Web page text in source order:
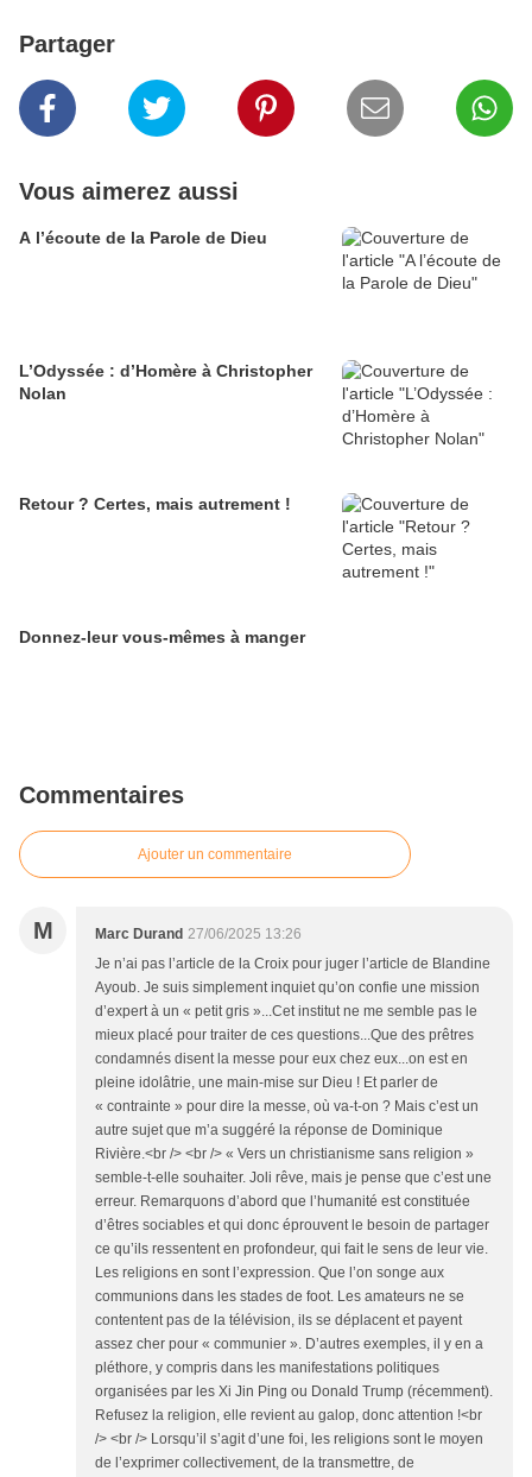
Partager
Vous aimerez aussi
A l’écoute de la Parole de Dieu
L’Odyssée : d’Homère à Christopher
Nolan
Retour ? Certes, mais autrement !
Donnez-leur vous-mêmes à manger
Commentaires
Ajouter un commentaire
M Marc Durand 27/06/2025 13:26
Je n’ai pas l’article de la Croix pour juger l’article de Blandine
Ayoub. Je suis simplement inquiet qu’on confie une mission
d’expert à un « petit gris »...Cet institut ne me semble pas le
mieux placé pour traiter de ces questions...Que des prêtres
condamnés disent la messe pour eux chez eux...on est en
pleine idolâtrie, une main-mise sur Dieu ! Et parler de
« contrainte » pour dire la messe, où va-t-on ? Mais c’est un
autre sujet que m’a suggéré la réponse de Dominique
Rivière.<br /> <br /> « Vers un christianisme sans religion »
semble-t-elle souhaiter. Joli rêve, mais je pense que c’est une
erreur. Remarquons d’abord que l’humanité est constituée
d’êtres sociables et qui donc éprouvent le besoin de partager
ce qu’ils ressentent en profondeur, qui fait le sens de leur vie.
Les religions en sont l’expression. Que l’on songe aux
communions dans les stades de foot. Les amateurs ne se
contentent pas de la télévision, ils se déplacent et payent
assez cher pour « communier ». D’autres exemples, il y en a
pléthore, y compris dans les manifestations politiques
organisées par les Xi Jin Ping ou Donald Trump (récemment).
Refusez la religion, elle revient au galop, donc attention !<br
/> <br /> Lorsqu’il s’agit d’une foi, les religions sont le moyen
de l’exprimer collectivement, de la transmettre, de